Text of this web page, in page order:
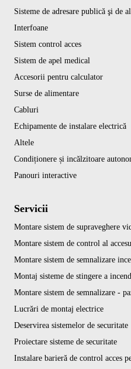
Sisteme de adresare publică şi de
Interfoane
Sistem control acces
Sistem de apel medical
Accesorii pentru calculator
Surse de alimentare
Cabluri
Echipamente de instalare electrică
Altele
Condiționere și incălzitoare
Panouri interactive
Servicii
Montare sistem de supraveghere
Montare sistem de control al
Montare sistem de semnalizare
Montaj sisteme de stingere a
Montare sistem de semnalizare -
Lucrări de montaj electrice
Deservirea sistemelor de securitate
Proiectare sisteme de securitate
Instalare barieră de control acces